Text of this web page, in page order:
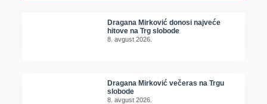
Dragana Mirković donosi najveće
hitove na Trg slobode
8. avgust 2026.
Dragana Mirković večeras na Trgu
slobode
8. avgust 2026.